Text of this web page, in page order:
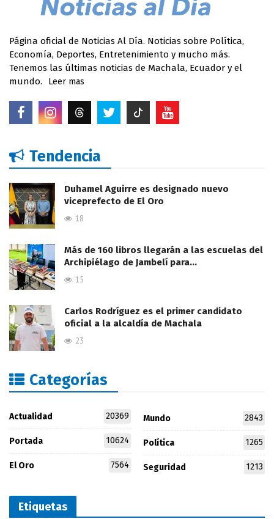
Página oficial de Noticias Al Día. Noticias sobre Política,
Economía, Deportes, Entretenimiento y mucho más.
Tenemos las últimas noticias de Machala, Ecuador y el
mundo.
Leer mas
Tendencia
Duhamel Aguirre es designado nuevo
viceprefecto de El Oro
18
Más de 160 libros llegarán a las escuelas del
Archipiélago de Jambelí para…
15
Carlos Rodríguez es el primer candidato
oficial a la alcaldía de Machala
23
Categorías
Actualidad 20369
Portada 10624
El Oro 7564
Mundo 2843
Política 1265
Seguridad 1213
Etiquetas